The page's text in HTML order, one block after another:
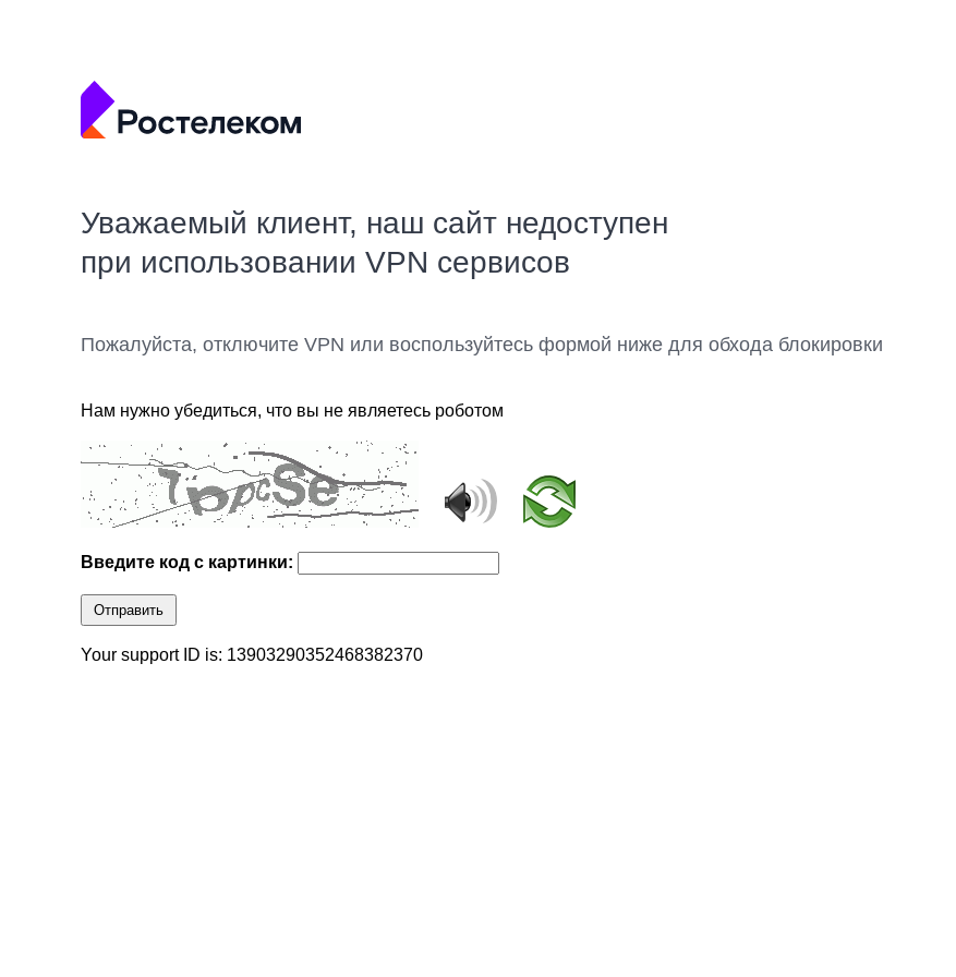
Уважаемый клиент, наш сайт недоступен
при использовании VPN сервисов
Пожалуйста, отключите VPN или воспользуйтесь формой ниже для обхода блокировки
Нам нужно убедиться, что вы не являетесь роботом
Введите код с картинки:
Отправить
Your support ID is: 13903290352468382370